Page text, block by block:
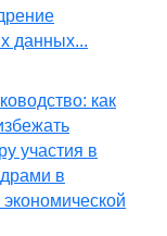
данных...
как
участия в
в